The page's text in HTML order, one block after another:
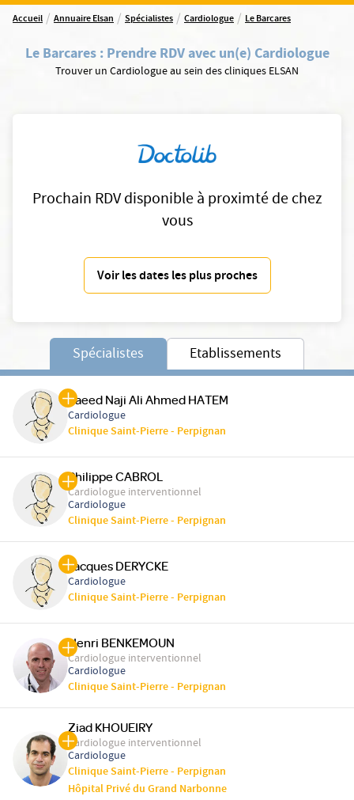
Accueil / Annuaire Elsan / Spécialistes / Cardiologue / Le Barcares
Le Barcares: Prendre RDV avec un(e) Cardiologue
Trouver un Cardiologue au sein des cliniques ELSAN
Prochain RDV disponible à proximté de chez
vous
Voir les dates les plus proches
Spécialistes Etablissements
Saeed Naji Ali Ahmed HATEM
Cardiologue
Clinique Saint-Pierre - Perpignan
Philippe CABROL
Cardiologue interventionnel
Cardiologue
Clinique Saint-Pierre - Perpignan
Jacques DERYCKE
Cardiologue
Clinique Saint-Pierre - Perpignan
Henri BENKEMOUN
Cardiologue interventionnel
Cardiologue
Clinique Saint-Pierre - Perpignan
Ziad KHOUEIRY
Cardiologue interventionnel
Cardiologue
Clinique Saint-Pierre - Perpignan
Hôpital Privé du Grand Narbonne